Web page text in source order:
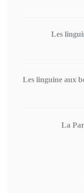
Les
Les linguine aux
La